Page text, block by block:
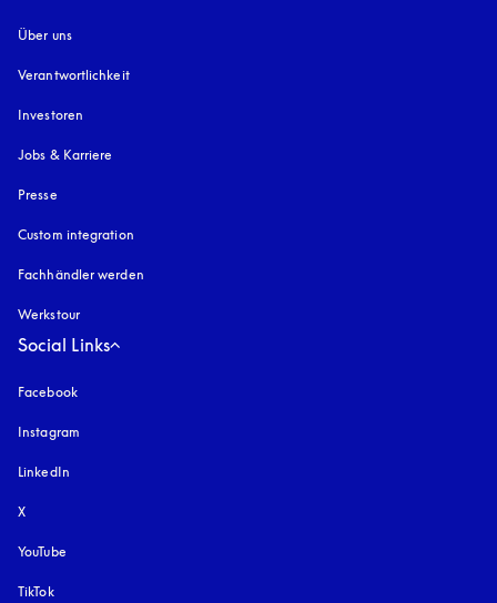
Über uns
Verantwortlichkeit
Investoren
Jobs & Karriere
Presse
Custom integration
Fachhändler werden
Werkstour
Social Links
Facebook
Instagram
LinkedIn
X
YouTube
TikTok